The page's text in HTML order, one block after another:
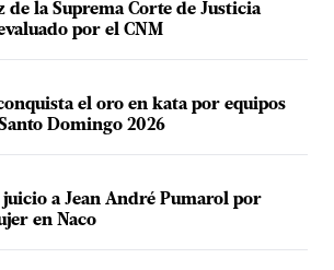
de la Suprema Corte de Justicia
por el CNM
el oro en kata por equipos
Domingo 2026
juicio a Jean André Pumarol por
en Naco